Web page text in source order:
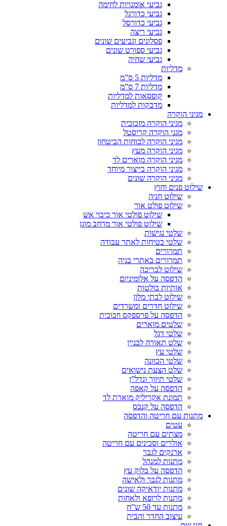
גביעי אומנויות לחימה
גביעי כדורגל
גביעי כדורסל
גביעי ריצה
פסלונים וגביעים שונים
גביעי ספורט שונים
גביעי שחיה
מדליות
מדליות 5 ס”מ
מדליות 7 ס”מ
קופסאות למדליות
מדבקות למדליות
מגיני הוקרה
מגיני הוקרה מזכוכית
מגני הוקרה קריסטל
מגיני הוקרה לכוחות הביטחון
מגיני הוקרה מעץ
מגיני הוקרה מוארים לד
מגיני הוקרה בייצור מיוחד
מגיני הוקרה שונים
שילוט פנים וחוץ
שילוט חניה
שילוט פולט אור
שילוט פולטי אור כיבוי אש
שילוט פולטי אור מרחב מוגן
שלטי נגישות
שלטי בטיחות לאתר עבודה
תמרורים
תמרורים באתרי בניה
שילוט לבריכה
הדפסה על אלומיניום
אותיות בולטות
שילוט לבתי מלון
שילוט חדרים ומשרדים
הדפסה על פרספקס וזכוכית
שלטים מוארים
שלטי דגל
שלט תאורה לבניין
שלטי עץ
שלטי הכוונה
שלט הצעת נישואים
שלטי תיווך ונדל”ן
הדפסה על קאפה
תמונת אקריליק מוארת לד
הדפסה על קנבס
מתנות עם חריטה והדפסה
עטים
מצתים עם חריטה
אולרים וסכינים עם חריטה
ארנקים לגבר
מתנות למנהל
הדפסה על בלוק עץ
מתנות לגבר ולאישה
מתנות יודאיקה שונים
מתנות לרופא ולאחות
מתנות עד 50 ש”ח
עיצוב החדר והבית